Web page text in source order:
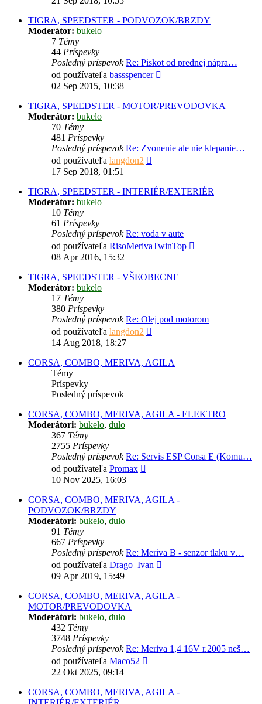
TIGRA, SPEEDSTER - PODVOZOK/BRZDY
Moderátor: bukelo
7 Témy
44 Príspevky
Posledný príspevok Re: Piskot od prednej nápra…
od používateľa bassspencer
02 Sep 2015, 10:38
TIGRA, SPEEDSTER - MOTOR/PREVODOVKA
Moderátor: bukelo
70 Témy
481 Príspevky
Posledný príspevok Re: Zvonenie ale nie klepanie…
od používateľa langdon2
17 Sep 2018, 01:51
TIGRA, SPEEDSTER - INTERIÉR/EXTERIÉR
Moderátor: bukelo
10 Témy
61 Príspevky
Posledný príspevok Re: voda v aute
od používateľa RisoMerivaTwinTop
08 Apr 2016, 15:32
TIGRA, SPEEDSTER - VŠEOBECNE
Moderátor: bukelo
17 Témy
380 Príspevky
Posledný príspevok Re: Olej pod motorom
od používateľa langdon2
14 Aug 2018, 18:27
CORSA, COMBO, MERIVA, AGILA
Témy
Príspevky
Posledný príspevok
CORSA, COMBO, MERIVA, AGILA - ELEKTRO
Moderátori: bukelo, dulo
367 Témy
2755 Príspevky
Posledný príspevok Re: Servis ESP Corsa E (Komu…
od používateľa Promax
10 Nov 2025, 16:03
CORSA, COMBO, MERIVA, AGILA -
PODVOZOK/BRZDY
Moderátori: bukelo, dulo
91 Témy
667 Príspevky
Posledný príspevok Re: Meriva B - senzor tlaku v…
od používateľa Drago_Ivan
09 Apr 2019, 15:49
CORSA, COMBO, MERIVA, AGILA -
MOTOR/PREVODOVKA
Moderátori: bukelo, dulo
432 Témy
3748 Príspevky
Posledný príspevok Re: Meriva 1,4 16V r.2005 neš…
od používateľa Maco52
22 Okt 2025, 09:14
CORSA, COMBO, MERIVA, AGILA -